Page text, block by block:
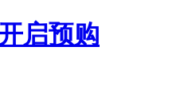
启预购